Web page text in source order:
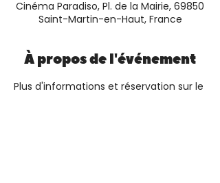
Cinéma Paradiso, Pl. de la Mairie, 69850
Saint-Martin-en-Haut, France
À propos de l'événement
Plus d'informations et réservation sur le